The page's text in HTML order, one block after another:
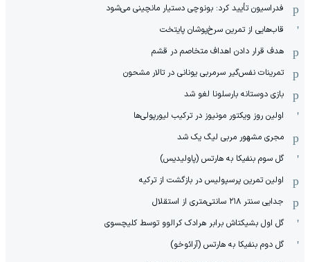
فدراسیون تأیید کرد: بونوچی دستیار مانچینی می‌شود
قاب‌هایی از تمرین سرخ‌پوشان پایتخت
هدف قرار دادن اهداف متخاصم در قشم
‏تمرینات نفس‌گیر سرمربی یونانی در تالار مشحون
بازی دوستانه بارسلونا لغو شد
اولین روز ویکتور مونیوز در ترکیب لیورپولی‌ها
مجری مشهور مربی لیگ یک شد
گل سوم بنفیکا به هارتس (پاولیدیس)
اولین تمرین پرسپولیس در بازگشت از ترکیه
جدایی سنتر ۲۱۸ سانتی‌متری از استقلال
گل اول بشیکتاش برابر هرادک کرالوو توسط کلیچسوی
گل دوم بنفیکا به هارتس (آرائوخو)